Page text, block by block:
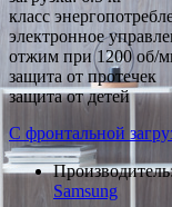
класс
электронное
отжим при 1200 об/
защита от протечек
защита от детей
С фронтальной
Samsung